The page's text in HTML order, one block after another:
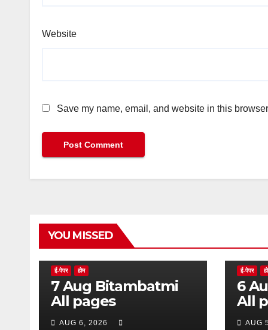
Website
Save my name, email, and website in this
YOU MISSED
ई-पेपर होम
7 Aug Bitambatmi
All pages
AUG 6, 2026
ई-पेपर
6 Aug
All
AUG